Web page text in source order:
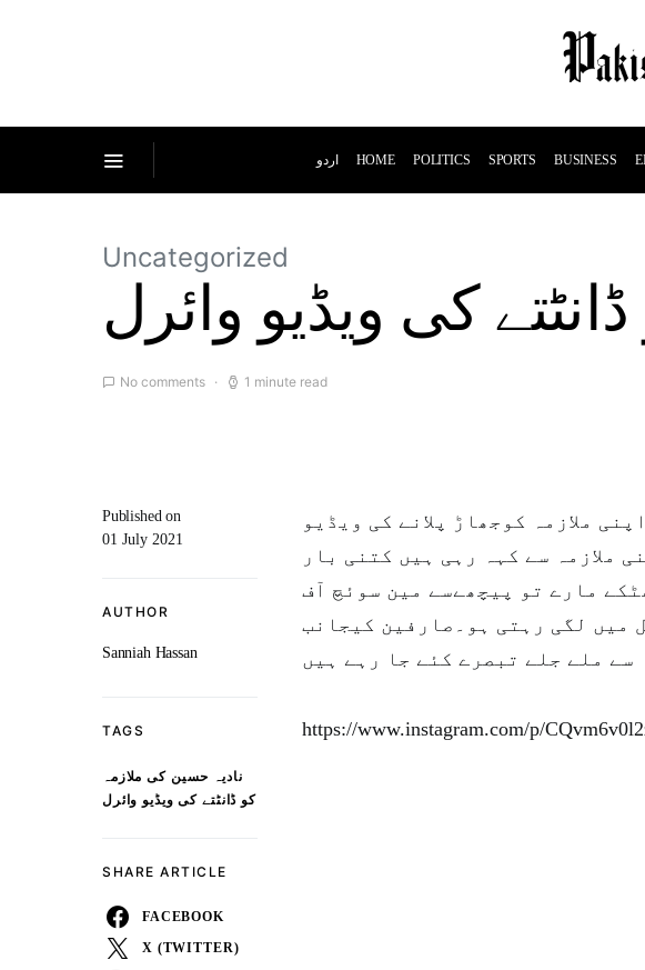
اردو HOME POLITICS SPORTS BUSINESS
Uncategorized
کی ویڈیو وائرل
No comments 1 minute read
Published on
01 July 2021
AUTHOR
Sanniah Hassan
TAGS
نادیہ حسین کی ملازمہ
کو ڈانٹتے کی ویڈیو وائرل
SHARE ARTICLE
FACEBOOK
X (TWITTER)
ملازمہ کوجھاڑ پلانے کی ویڈیو
ملازمہ سے کہہ رہی ہیں کتنی بار
مارے تو پیچھےسے مین سوئچ آف
میں لگی رہتی ہو۔صارفین کیجانب
سے ملے جلے تبصرے کئے جا رہے ہیں
https://www.instagram.com/p/